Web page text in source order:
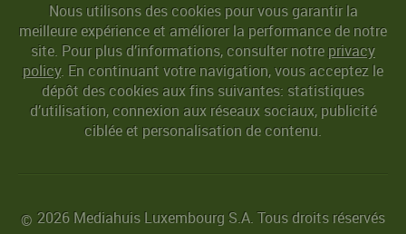
Nous utilisons des cookies pour vous garantir la
meilleure expérience et améliorer la performance de notre
site. Pour plus d’informations, consulter notreprivacy
policy. En continuant votre navigation, vous acceptez le
dépôt des cookies aux fins suivantes: statistiques
d’utilisation, connexion aux réseaux sociaux, publicité
ciblée et personalisation de contenu.
© 2026 Mediahuis Luxembourg S.A. Tous droits réservés